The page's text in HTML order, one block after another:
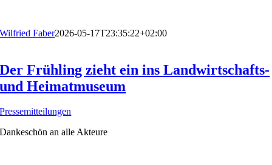
Wilfried Faber2026-05-17T23:35:22+02:00
Der Frühling zieht ein ins Landwirtschafts-
und Heimatmuseum
Pressemitteilungen
Dankeschön an alle Akteure